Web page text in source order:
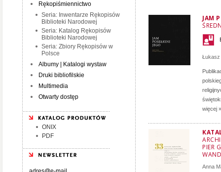
Rękopiśmiennictwo
Seria: Inwentarze Rękopisów
Biblioteki Narodowej
Seria: Katalog Rękopisów
Biblioteki Narodowej
Seria: Zbiory Rękopisów w
Polsce
Albumy | Katalogi wystaw
Druki bibliofilskie
Multimedia
Otwarty dostęp
ONIX
PDF
JAM
Łukasz
więcej »
PIER
Anna